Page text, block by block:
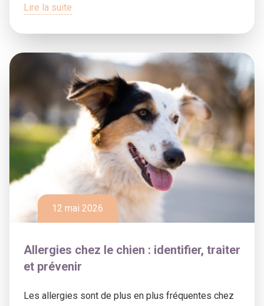
Lire la suite
12 mai 2026
Allergies chez le chien : identifier, traiter
et prévenir
Les allergies sont de plus en plus fréquentes chez